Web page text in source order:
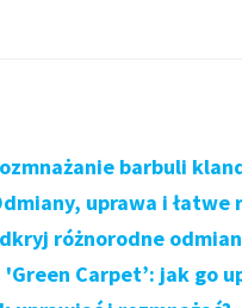
barbuli
uprawa i łatwe
różnorodne
Carpet’: jak go